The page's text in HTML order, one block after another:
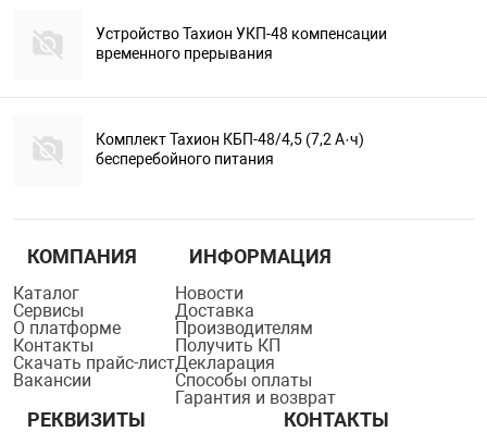
Устройство Тахион УКП-48 компенсации
временного прерывания
Комплект Тахион КБП-48/4,5 (7,2 А·ч)
бесперебойного питания
КОМПАНИЯ
Каталог
Сервисы
О платформе
Контакты
Скачать прайс-лист
Вакансии
ИНФОРМАЦИЯ
Новости
Доставка
Производителям
Получить КП
Декларация
Способы оплаты
Гарантия и возврат
РЕКВИЗИТЫ КОНТАКТЫ